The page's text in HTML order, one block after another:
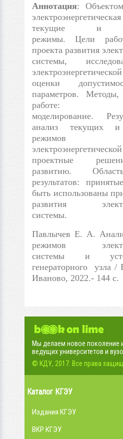
Аннотация: Объектом
текущие и
режимы. Цели
проекта развития
системы,
оценки
параметров.
работе:
моделирование.
анализ текущих и
режимов
проектные
развитию.
результатов:
быть использованы
развития
системы.
Павлычев Е. А.
режимов
системы и
генераторного узла
Иваново, 2022.- 144 с.
Мы делаем новое поколение
ведущих университетов и
© КДУ, 2017. Все права
Каталог КГЭУ
Издания КГЭУ
ВКР КГЭУ